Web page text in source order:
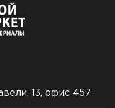
13, офис 457